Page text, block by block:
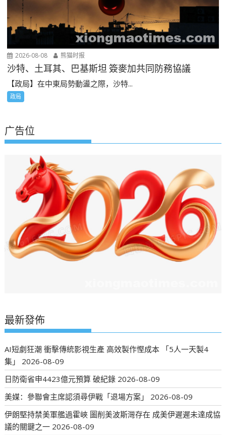
2026-08-08 熊猫时报
沙特、土耳其、巴基斯坦 簽麥加共同防務協議
【政局】在中東局勢動盪之際，沙特...
政局
广告位
最新發佈
AI短劇狂潮 衝擊傳統影視生產 高效製作慳成本 「5人一天製4
集」
2026-08-09
日防衛省申4423億元預算 破紀錄 2026-08-09
美媒：參聯會主席認須尋伊戰「退場方案」
2026-08-09
伊朗堅持禁美軍艦過霍峽 圖削美波斯灣存在 成美伊遲遲未達成協
議的關鍵之一 2026-08-09